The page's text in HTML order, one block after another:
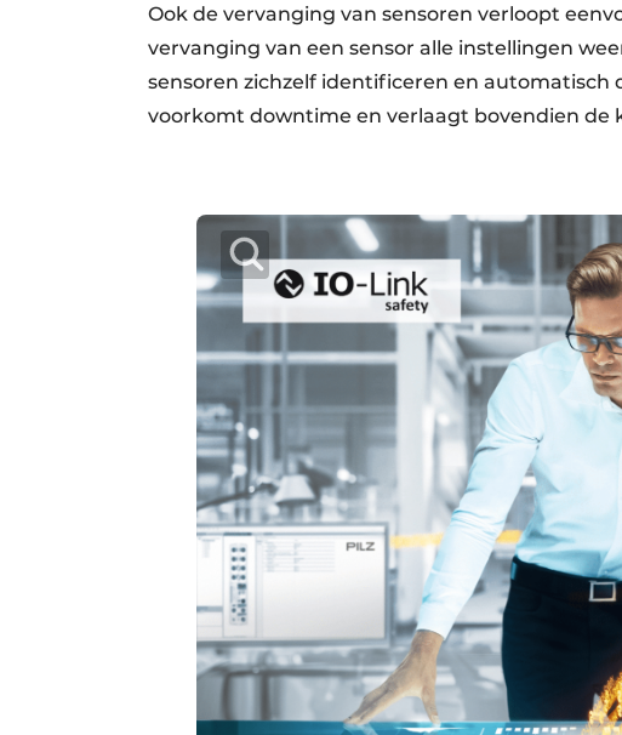
Ook de vervanging van sensoren verloopt
vervanging van een sensor alle instellingen
sensoren zichzelf identificeren en automatisch
voorkomt downtime en verlaagt bovendien de